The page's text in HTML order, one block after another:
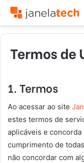
Termos de
1. Termos
Ao acessar ao site
estes termos de
aplicáveis ​​e
cumprimento de
não concordar com